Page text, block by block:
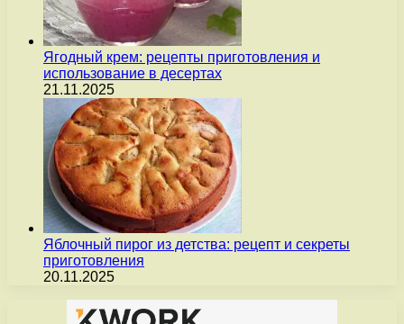
Ягодный крем: рецепты приготовления и
использование в десертах
21.11.2025
Яблочный пирог из детства: рецепт и секреты
приготовления
20.11.2025